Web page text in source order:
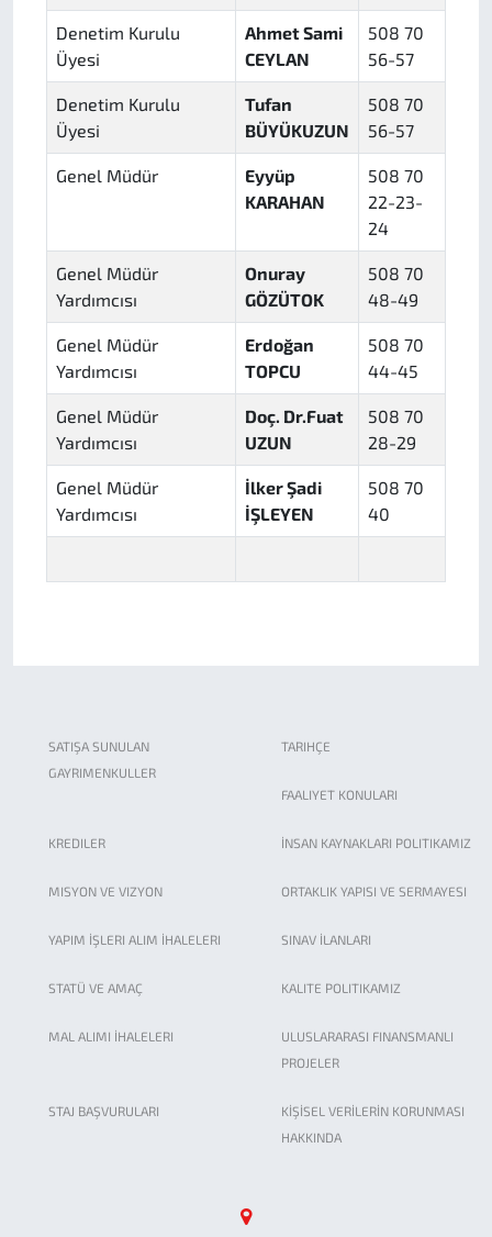
Denetim Kurulu
Üyesi
Ahmet Sami
CEYLAN
508 70
56-57
Denetim Kurulu
Üyesi
Tufan
BÜYÜKUZUN
508 70
56-57
Genel Müdür
Eyyüp
KARAHAN
508 70
22-23-
24
Genel Müdür
Yardımcısı
Onuray
GÖZÜTOK
508 70
48-49
Genel Müdür
Yardımcısı
Erdoğan
TOPCU
508 70
44-45
Genel Müdür
Yardımcısı
Doç. Dr.Fuat
UZUN
508 70
28-29
Genel Müdür
Yardımcısı
İlker Şadi
İŞLEYEN
508 70
40
SATIŞA SUNULAN
GAYRIMENKULLER
TARIHÇE
FAALIYET KONULARI
KREDILER İNSAN KAYNAKLARI POLITIKAMIZ
MISYON VE VIZYON ORTAKLIK YAPISI VE SERMAYESI
YAPIM İŞLERI ALIM İHALELERI SINAV İLANLARI
STATÜ VE AMAÇ KALITE POLITIKAMIZ
MAL ALIMI İHALELERI
ULUSLARARASI FINANSMANLI
PROJELER
STAJ BAŞVURULARI
KİŞİSEL VERİLERİN KORUNMASI
HAKKINDA